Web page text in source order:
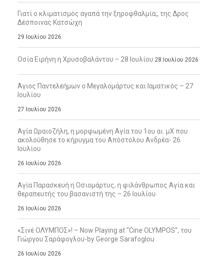
Γιατί ο κλιματισμός αγαπά την ξηροφθαλμία;, της Δρος
Δέσποινας Κατσώχη
29 Ιουλίου 2026
Οσία Ειρήνη η Χρυσοβαλάντου – 28 Ιουλίου 28 Ιουλίου 2026
Άγιος Παντελεήμων ο Μεγαλομάρτυς και Ιαματικός – 27
Ιουλίου
27 Ιουλίου 2026
Αγία Ωραιοζήλη, η μορφωμένη Αγία του 1ου αι. μΧ που
ακολούθησε το κήρυγμα του Απόστολου Ανδρέα- 26
Ιουλίου
26 Ιουλίου 2026
Αγία Παρασκευή η Οσιομάρτυς, η φιλάνθρωπος Αγία και
θεραπευτής του βασανιστή της – 26 Ιουλίου
26 Ιουλίου 2026
«Σινέ ΟΛΥΜΠΟΣ»! – Now Playing at “Cine OLYMPOS”, του
Γιώργου Σαράφογλου-by George Sarafoglou
26 Ιουλίου 2026